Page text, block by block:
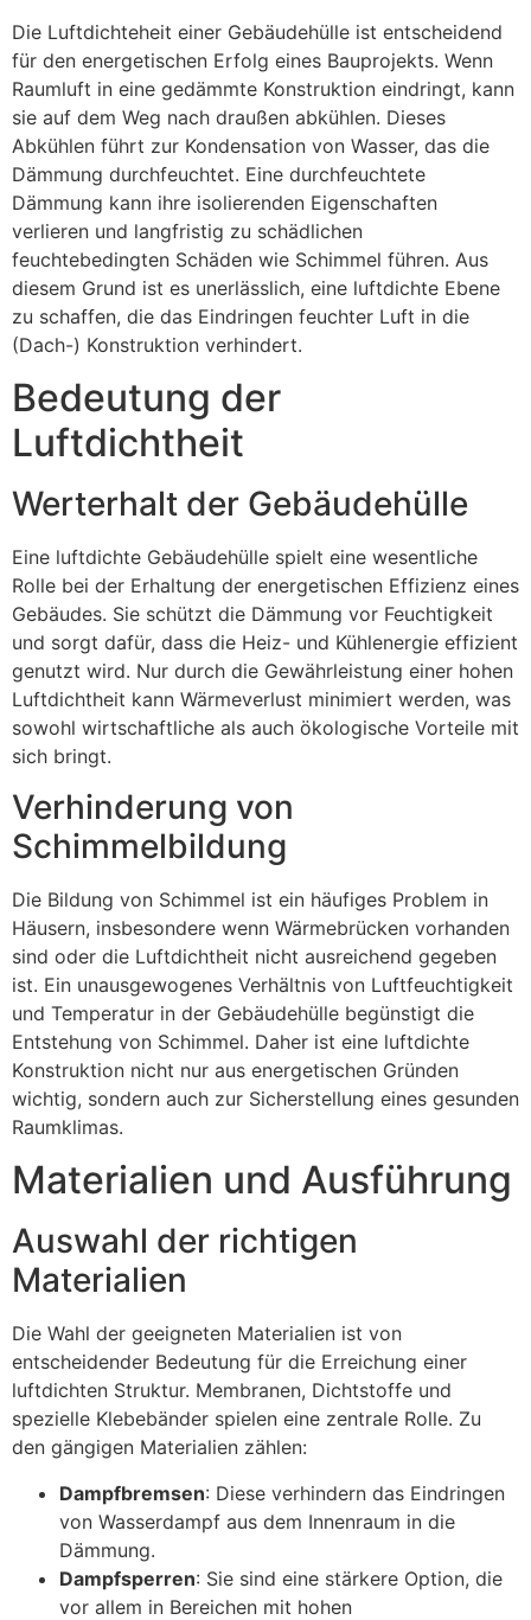
Die Luftdichteheit einer Gebäudehülle ist entscheidend
für den energetischen Erfolg eines Bauprojekts. Wenn
Raumluft in eine gedämmte Konstruktion eindringt, kann
sie auf dem Weg nach draußen abkühlen. Dieses
Abkühlen führt zur Kondensation von Wasser, das die
Dämmung durchfeuchtet. Eine durchfeuchtete
Dämmung kann ihre isolierenden Eigenschaften
verlieren und langfristig zu schädlichen
feuchtebedingten Schäden wie Schimmel führen. Aus
diesem Grund ist es unerlässlich, eine luftdichte Ebene
zu schaffen, die das Eindringen feuchter Luft in die
(Dach-) Konstruktion verhindert.
Bedeutung der
Luftdichtheit
Werterhalt der Gebäudehülle
Eine luftdichte Gebäudehülle spielt eine wesentliche
Rolle bei der Erhaltung der energetischen Effizienz eines
Gebäudes. Sie schützt die Dämmung vor Feuchtigkeit
und sorgt dafür, dass die Heiz- und Kühlenergie effizient
genutzt wird. Nur durch die Gewährleistung einer hohen
Luftdichtheit kann Wärmeverlust minimiert werden, was
sowohl wirtschaftliche als auch ökologische Vorteile mit
sich bringt.
Verhinderung von
Schimmelbildung
Die Bildung von Schimmel ist ein häufiges Problem in
Häusern, insbesondere wenn Wärmebrücken vorhanden
sind oder die Luftdichtheit nicht ausreichend gegeben
ist. Ein unausgewogenes Verhältnis von Luftfeuchtigkeit
und Temperatur in der Gebäudehülle begünstigt die
Entstehung von Schimmel. Daher ist eine luftdichte
Konstruktion nicht nur aus energetischen Gründen
wichtig, sondern auch zur Sicherstellung eines gesunden
Raumklimas.
Materialien und Ausführung
Auswahl der richtigen
Materialien
Die Wahl der geeigneten Materialien ist von
entscheidender Bedeutung für die Erreichung einer
luftdichten Struktur. Membranen, Dichtstoffe und
spezielle Klebebänder spielen eine zentrale Rolle. Zu
den gängigen Materialien zählen:
Dampfbremsen: Diese verhindern das Eindringen
von Wasserdampf aus dem Innenraum in die
Dämmung.
Dampfsperren: Sie sind eine stärkere Option, die
vor allem in Bereichen mit hohen